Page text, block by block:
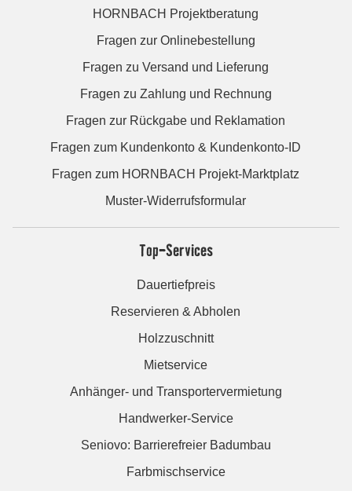
HORNBACH Projektberatung
Fragen zur Onlinebestellung
Fragen zu Versand und Lieferung
Fragen zu Zahlung und Rechnung
Fragen zur Rückgabe und Reklamation
Fragen zum Kundenkonto & Kundenkonto-ID
Fragen zum HORNBACH Projekt-Marktplatz
Muster-Widerrufsformular
Top-Services
Dauertiefpreis
Reservieren & Abholen
Holzzuschnitt
Mietservice
Anhänger- und Transportervermietung
Handwerker-Service
Seniovo: Barrierefreier Badumbau
Farbmischservice